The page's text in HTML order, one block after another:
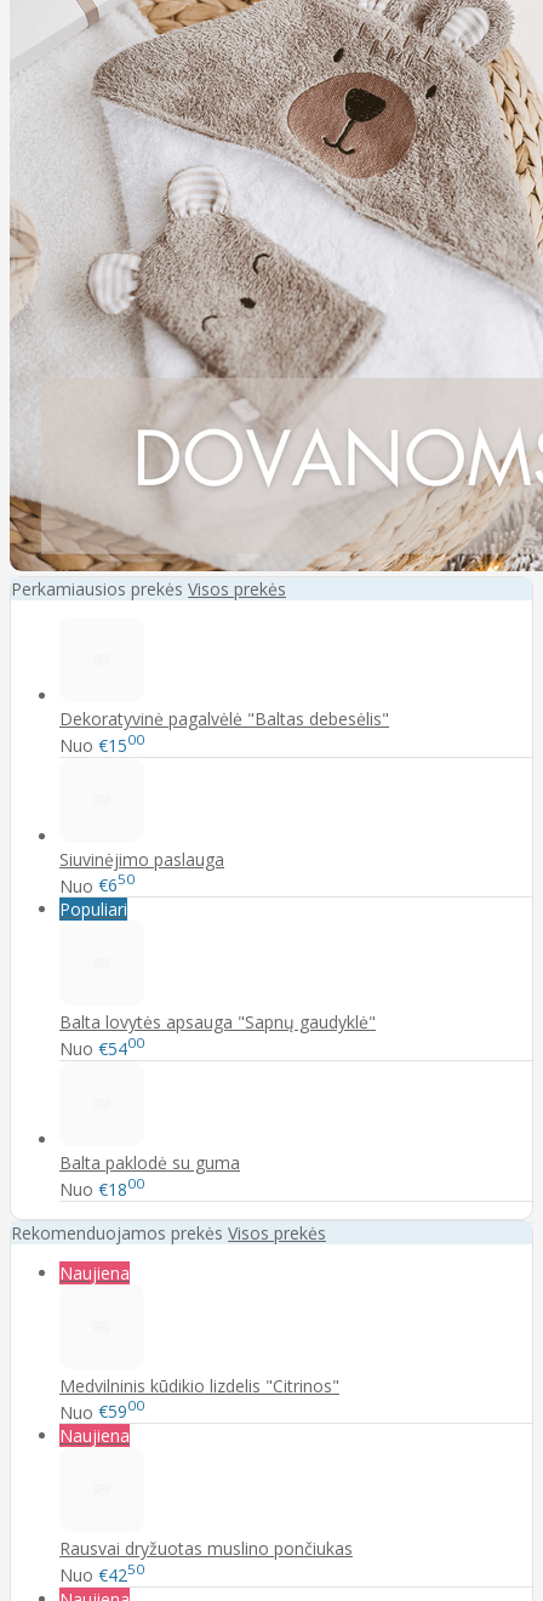
Perkamiausios prekės Visos prekės
Dekoratyvinė pagalvėlė "Baltas debesėlis"
Nuo €1500
Siuvinėjimo paslauga
Nuo €650
Populiari
Balta lovytės apsauga "Sapnų gaudyklė"
Nuo €5400
Balta paklodė su guma
Nuo €1800
Rekomenduojamos prekės Visos prekės
Naujiena
Medvilninis kūdikio lizdelis "Citrinos"
Nuo €5900
Naujiena
Rausvai dryžuotas muslino pončiukas
Nuo €4250